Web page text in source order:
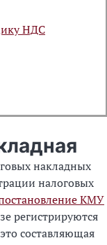
НДС
накладных
налоговых
КМУ
регистрируются
составляющая